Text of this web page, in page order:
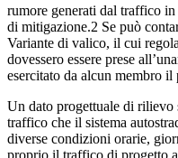
rumore generati dal traffico in
di mitigazione.2 Se può
Variante di valico, il cui
dovessero essere prese
esercitato da alcun membro
Un dato progettuale di rilievo
traffico che il sistema
diverse condizioni orarie,
proprio il traffico di progetto